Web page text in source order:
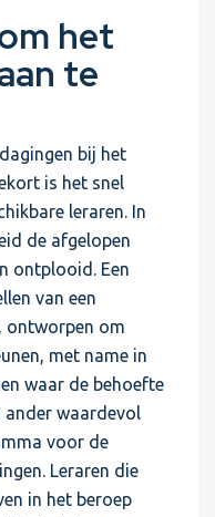
het
te
bij het
is het snel
leraren. In
de afgelopen
ontplooid. Een
van een
ontworpen om
met name in
waar de behoefte
ander waardevol
voor de
Leraren die
in het beroep